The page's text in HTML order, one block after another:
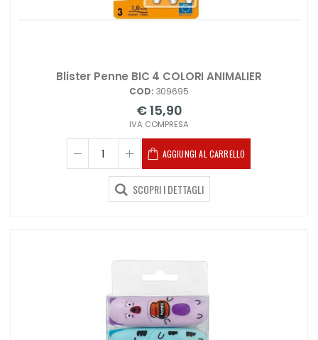
Blister Penne BIC 4 COLORI ANIMALIER
COD: 309695
€ 15,90
IVA COMPRESA
AGGIUNGI AL CARRELLO
SCOPRI I DETTAGLI